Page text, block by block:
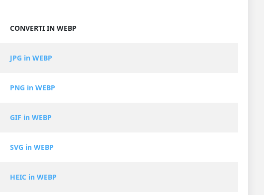
CONVERTI IN WEBP
JPG in WEBP
PNG in WEBP
GIF in WEBP
SVG in WEBP
HEIC in WEBP